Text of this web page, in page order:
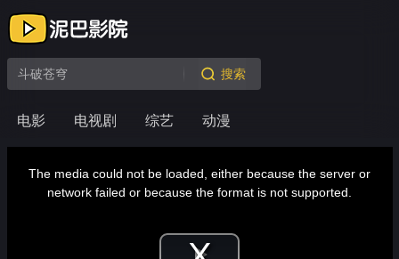
电影 电视剧 综艺 动漫
搜索
modalThe media could not be loaded, either because the server or
network failed or because the format is not supported.